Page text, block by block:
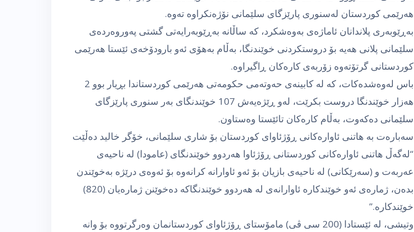
هه‌رێمی كوردستان له‌سنوری پارێزگای سلێمانی نۆژه‌نكراوه‌ ته‌وه‌.
به‌ڕێوبه‌ری پلاندانان ئاماژه‌ی به‌وه‌شكرد، كه‌ ساڵانه‌ به‌ڕێوبه‌رایه‌تی گشتی په‌وروه‌رده‌ی
سلێمانی پلانی هه‌یه‌ بۆ دروستكردنی خوێندنگا، به‌ڵام به‌هۆی ئه‌و بارودۆخه‌ی ئێستا هه‌رێمی
كوردستانی گرتۆته‌وه‌ زۆربه‌ی كاره‌كان ڕاگیراوه‌.
باس له‌وه‌شده‌كات، كه‌ له‌ كابینه‌ی حه‌وته‌می حكومه‌تی هه‌رێمی كوردستاندا بڕیار بوو 2
هه‌زار خوێندنگا دروست بكرێت، له‌و ڕێژه‌یه‌ش 107 خوێندنگای به‌ر سنوری پارێزگای
سلێمانی ده‌كه‌وت، به‌ڵام كاره‌كان تائێستا وه‌ستاون.
سه‌باره‌ت به‌ هاتنی ئاواره‌كانی ڕۆژئاوای كوردستان بۆ شاری سلێمانی، خۆگر خالید ده‌ڵێت
“له‌گه‌ڵ هاتنی ئاواره‌كانی كوردستانی ڕۆژئاوا هه‌ردوو خوێندنگای (عامودا) له‌ ناحیه‌ی
عه‌ربه‌ت و (سه‌رێكانی) له‌ ناحیه‌ی بازیان بۆ ئه‌و ئاوارانه‌ كرانه‌وه‌ بۆ ئه‌وه‌ی درێژه‌ به‌خوێندن
بده‌ن، ژماره‌ی ئه‌و خوێندكاره‌ ئاوارانه‌ی له‌ هه‌ردوو خوێندنگاكه‌ ده‌خوێنن ژماره‌یان (820)
خوێندكاره‌.”
وتیشی‌، له‌ ئێستادا (200 سی ڤی) مامۆستای ڕۆژئاوای كوردستانمان وه‌رگرتووه‌ بۆ وانه‌